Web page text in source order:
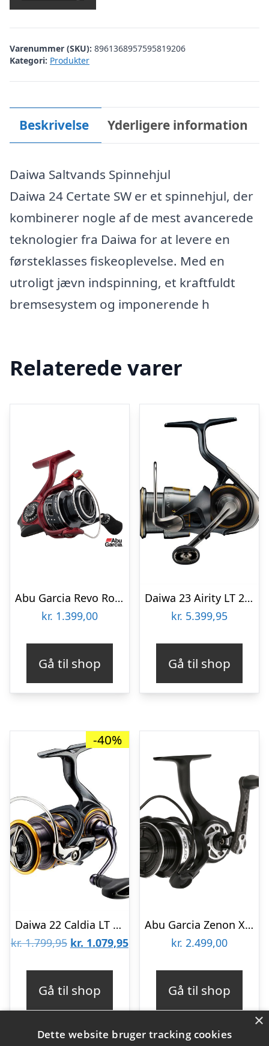
Varenummer (SKU): 8961368957595819206
Kategori: Produkter
Beskrivelse Yderligere information
Daiwa Saltvands Spinnehjul
Daiwa 24 Certate SW er et spinnehjul, der
kombinerer nogle af de mest avancerede
teknologier fra Daiwa for at levere en
førsteklasses fiskeoplevelse. Med en
utroligt jævn indspinning, et kraftfuldt
bremsesystem og imponerende h
Relaterede varer
Abu Garcia Revo Rocket Spin 20 – Fastspolehjul
kr. 1.399,00
Gå til shop
Daiwa 23 Airity LT 2500
kr. 5.399,95
Gå til shop
-40%
Daiwa 22 Caldia LT 1000D
kr.1.799,95 Den
var:
kr. 1.079,95Den
Gå til shop
Abu Garcia Zenon X 3000 – Fastspolehjul
kr. 2.499,00
Gå til shop
×
Dette website bruger tracking cookies